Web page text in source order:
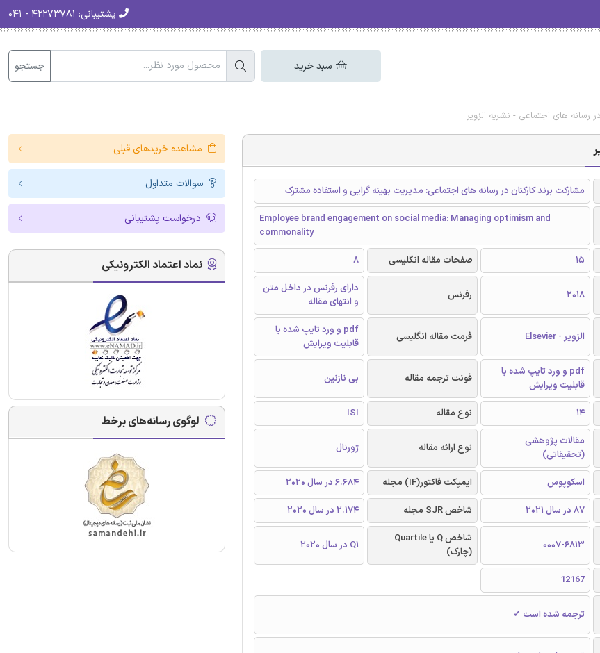
پشتیبانی:
سبد خرید جستجو
رسانه های اجتماعی - نشریه الزویر
مشارکت برند کارکنان در رسانه های اجتماعی: مدیریت بهینه گرایی و استفاده مشترک
Employee brand engagement on social media: Managing optimism and
commonality
15 صفحات مقاله انگلیسی 8
2018 رفرنس
دارای رفرنس در داخل متن
و انتهای مقاله
الزویر - Elsevier فرمت مقاله انگلیسی
pdf و ورد تایپ شده با
قابلیت ویرایش
pdf و ورد تایپ شده با
قابلیت ویرایش
فونت ترجمه مقاله بی نازنین
14 نوع مقاله ISI
مقالات پژوهشی
(تحقیقاتی)
نوع ارائه مقاله ژورنال
اسکوپوس ایمپکت فاکتور(IF) مجله
6.684 در سال 2020
87 در سال 2021 شاخص SJR مجله 2.174 در سال 2020
0007-6813
شاخص Q یا Quartile
(چارک)
Q1 در سال 2020
12167
ترجمه شده است ✓
مشاهده خریدهای قبلی
سوالات متداول
درخواست پشتیبانی
نماد اعتماد الکترونیکی
لوگوی رسانه‌های برخط